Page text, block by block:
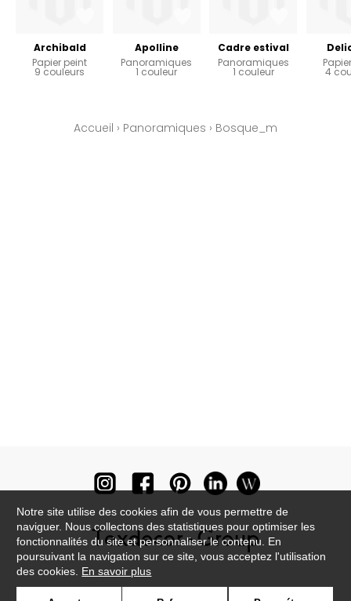
Archibald
Papier peint
9 couleurs
Apolline
Panoramiques
1 couleur
Cadre estival
Panoramiques
1 couleur 4
Accueil › Panoramiques › Bosque_m
Notre site utilise des cookies afin de vous permettre de
naviguer. Nous collectons des statistiques pour optimiser les
fonctionnalités du site et personnaliser le contenu. En
poursuivant la navigation sur ce site, vous acceptez l'utilisation
des cookies. En savoir plus